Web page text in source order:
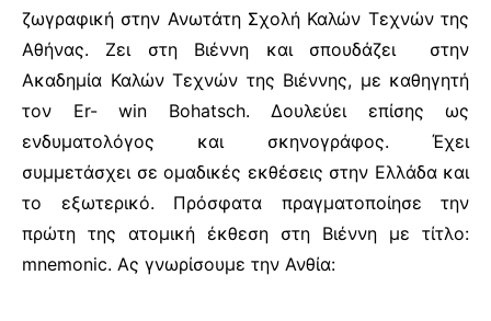
ζωγραφική στην Ανωτάτη Σχολή Καλών Τεχνών της
Αθήνας. Ζει στη Βιέννη και σπουδάζει στην
Ακαδημία Καλών Τεχνών της Βιέννης, με καθηγητή
τον Er- win Bohatsch. Δουλεύει επίσης ως
ενδυματολόγος και σκηνογράφος. Έχει
συμμετάσχει σε ομαδικές εκθέσεις στην Ελλάδα και
το εξωτερικό. Πρόσφατα πραγματοποίησε την
πρώτη της ατομική έκθεση στη Βιέννη με τίτλο:
mnemonic. Ας γνωρίσουμε την Ανθία: